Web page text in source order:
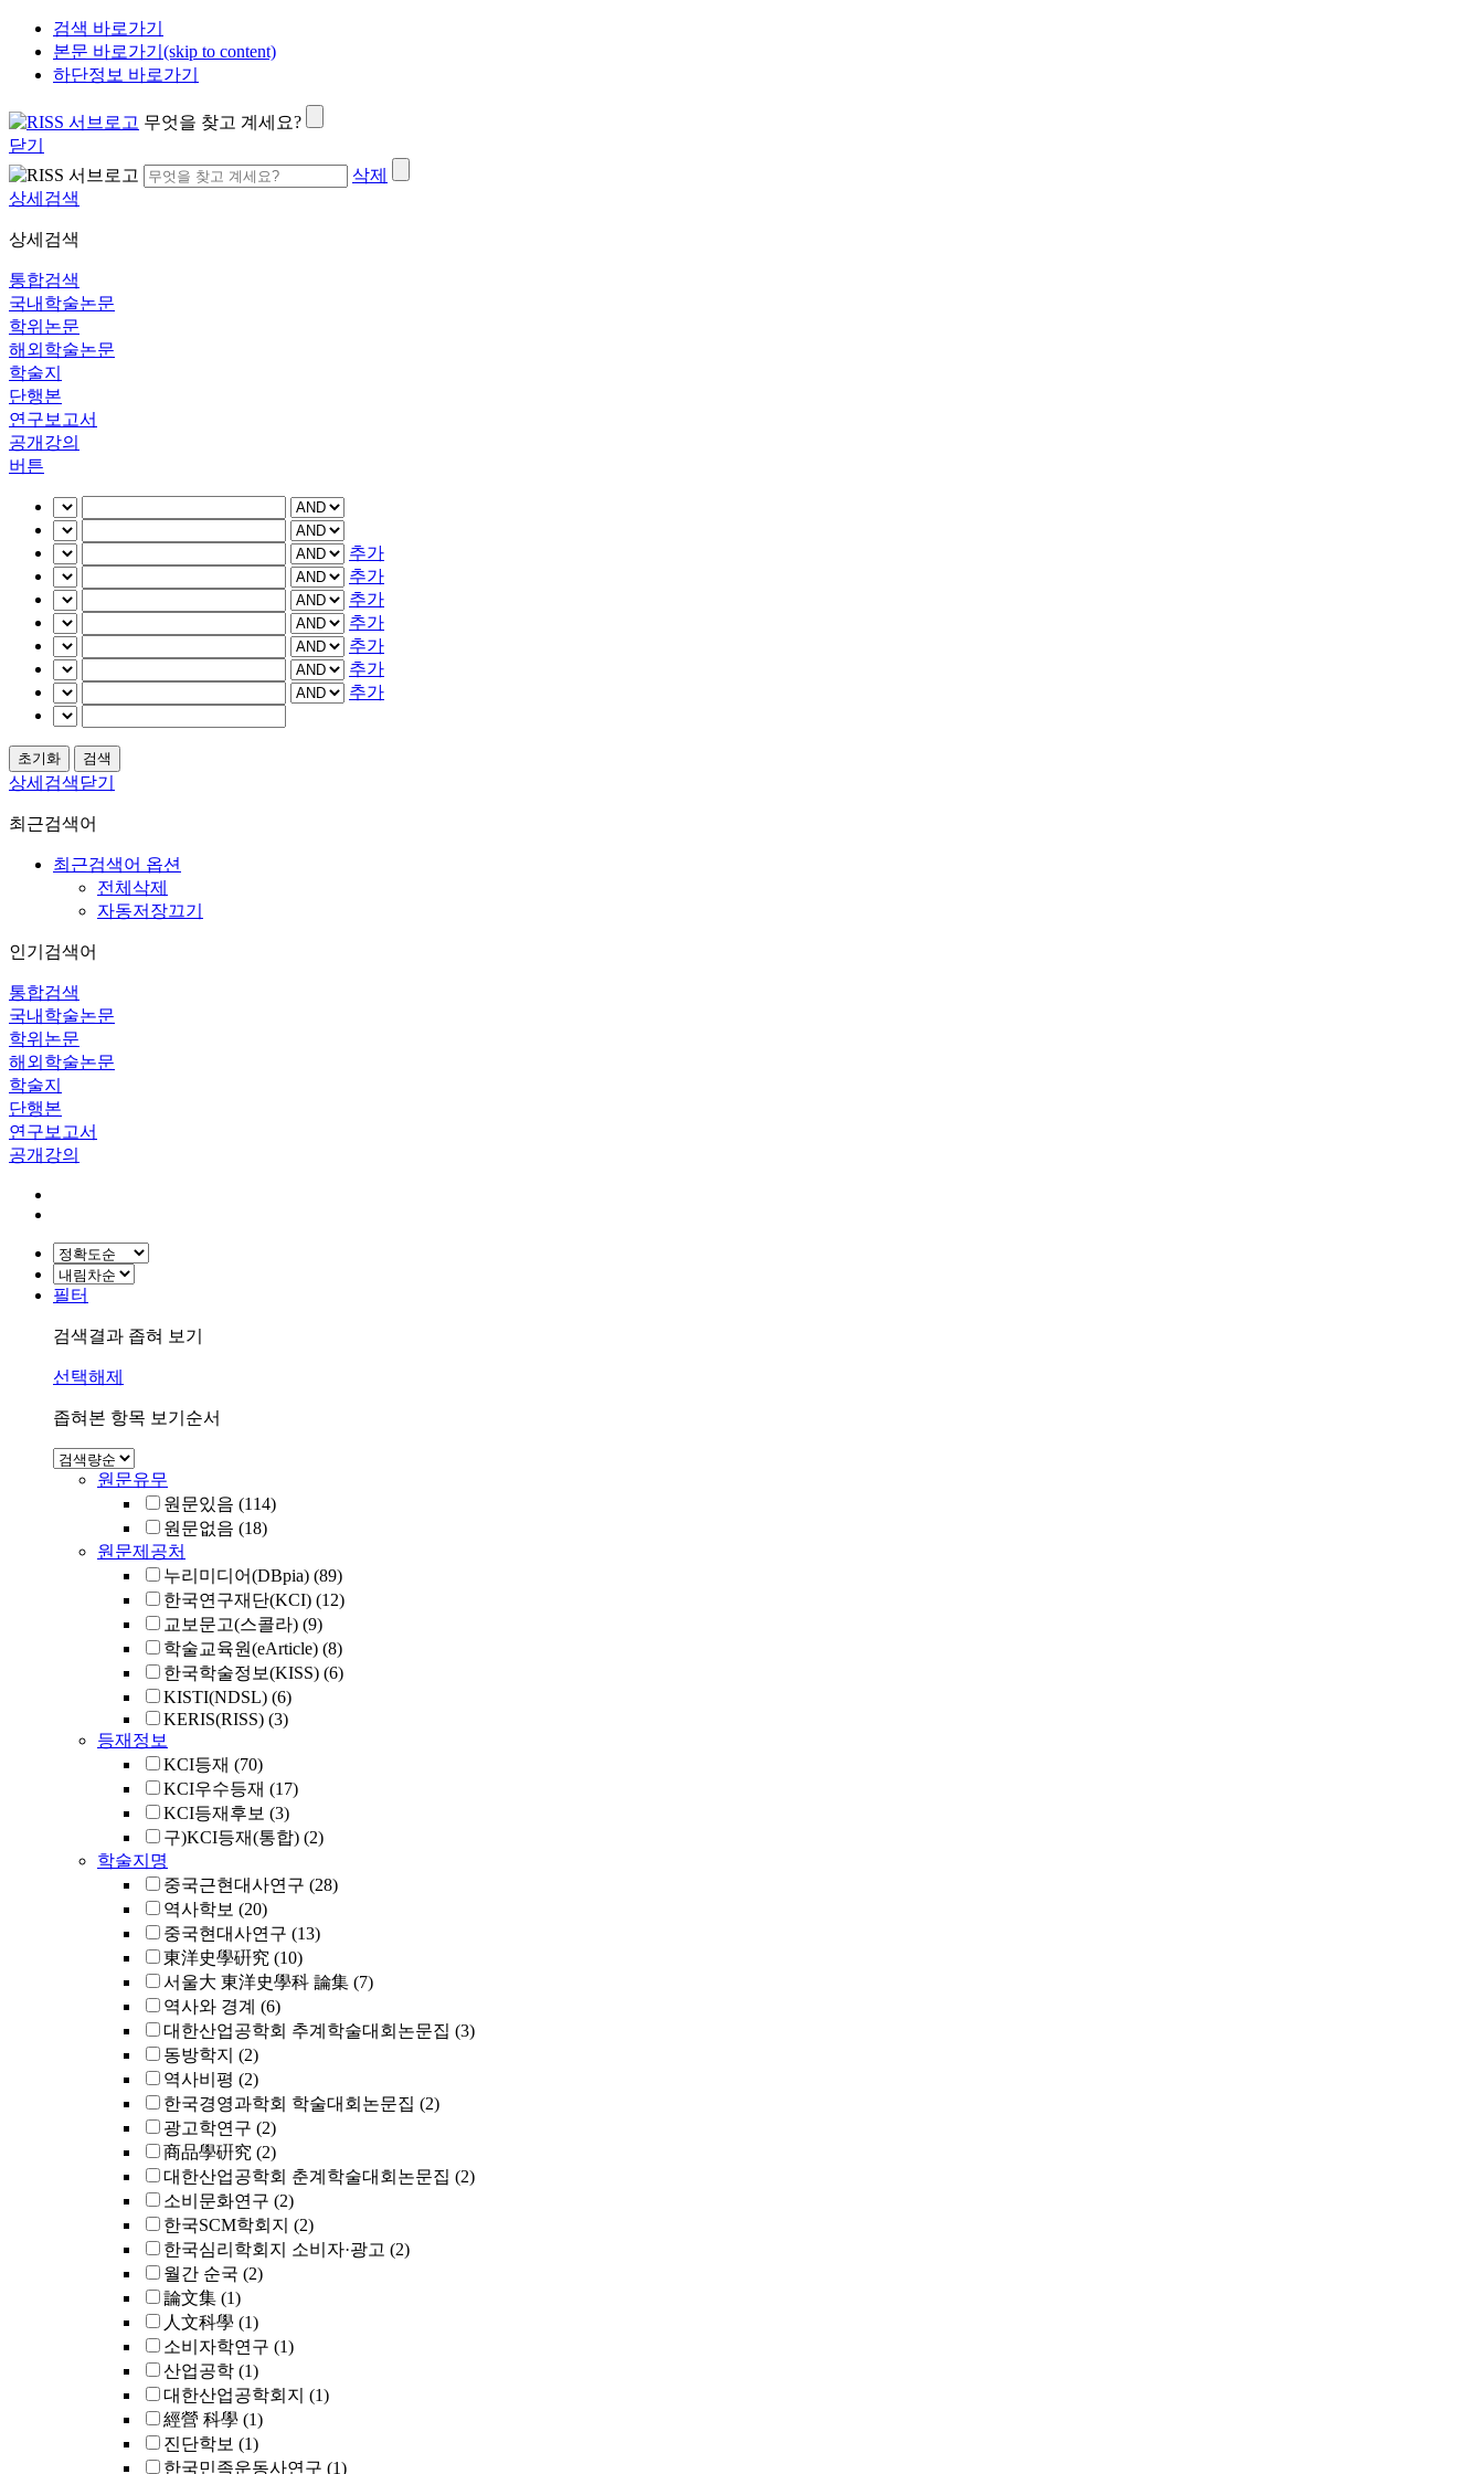
검색 바로가기
본문 바로가기(skip to content)
하단정보 바로가기
무엇을 찾고 계세요?
닫기
삭제
상세검색
상세검색
통합검색
국내학술논문
학위논문
해외학술논문
학술지
단행본
연구보고서
공개강의
버튼
추가
추가
추가
추가
추가
추가
추가
상세검색닫기
최근검색어
최근검색어 옵션
전체삭제
자동저장끄기
인기검색어
통합검색
국내학술논문
학위논문
해외학술논문
학술지
단행본
연구보고서
공개강의
필터
검색결과 좁혀 보기
선택해제
좁혀본 항목 보기순서
원문유무
원문있음 (114)
원문없음 (18)
원문제공처
누리미디어(DBpia) (89)
한국연구재단(KCI) (12)
교보문고(스콜라) (9)
학술교육원(eArticle) (8)
한국학술정보(KISS) (6)
KISTI(NDSL) (6)
KERIS(RISS) (3)
등재정보
KCI등재 (70)
KCI우수등재 (17)
KCI등재후보 (3)
구)KCI등재(통합) (2)
학술지명
중국근현대사연구 (28)
역사학보 (20)
중국현대사연구 (13)
東洋史學硏究 (10)
서울大 東洋史學科 論集 (7)
역사와 경계 (6)
대한산업공학회 추계학술대회논문집 (3)
동방학지 (2)
역사비평 (2)
한국경영과학회 학술대회논문집 (2)
광고학연구 (2)
商品學硏究 (2)
대한산업공학회 춘계학술대회논문집 (2)
소비문화연구 (2)
한국SCM학회지 (2)
한국심리학회지 소비자·광고 (2)
월간 순국 (2)
論文集 (1)
人文科學 (1)
소비자학연구 (1)
산업공학 (1)
대한산업공학회지 (1)
經營 科學 (1)
진단학보 (1)
한국민족운동사연구 (1)